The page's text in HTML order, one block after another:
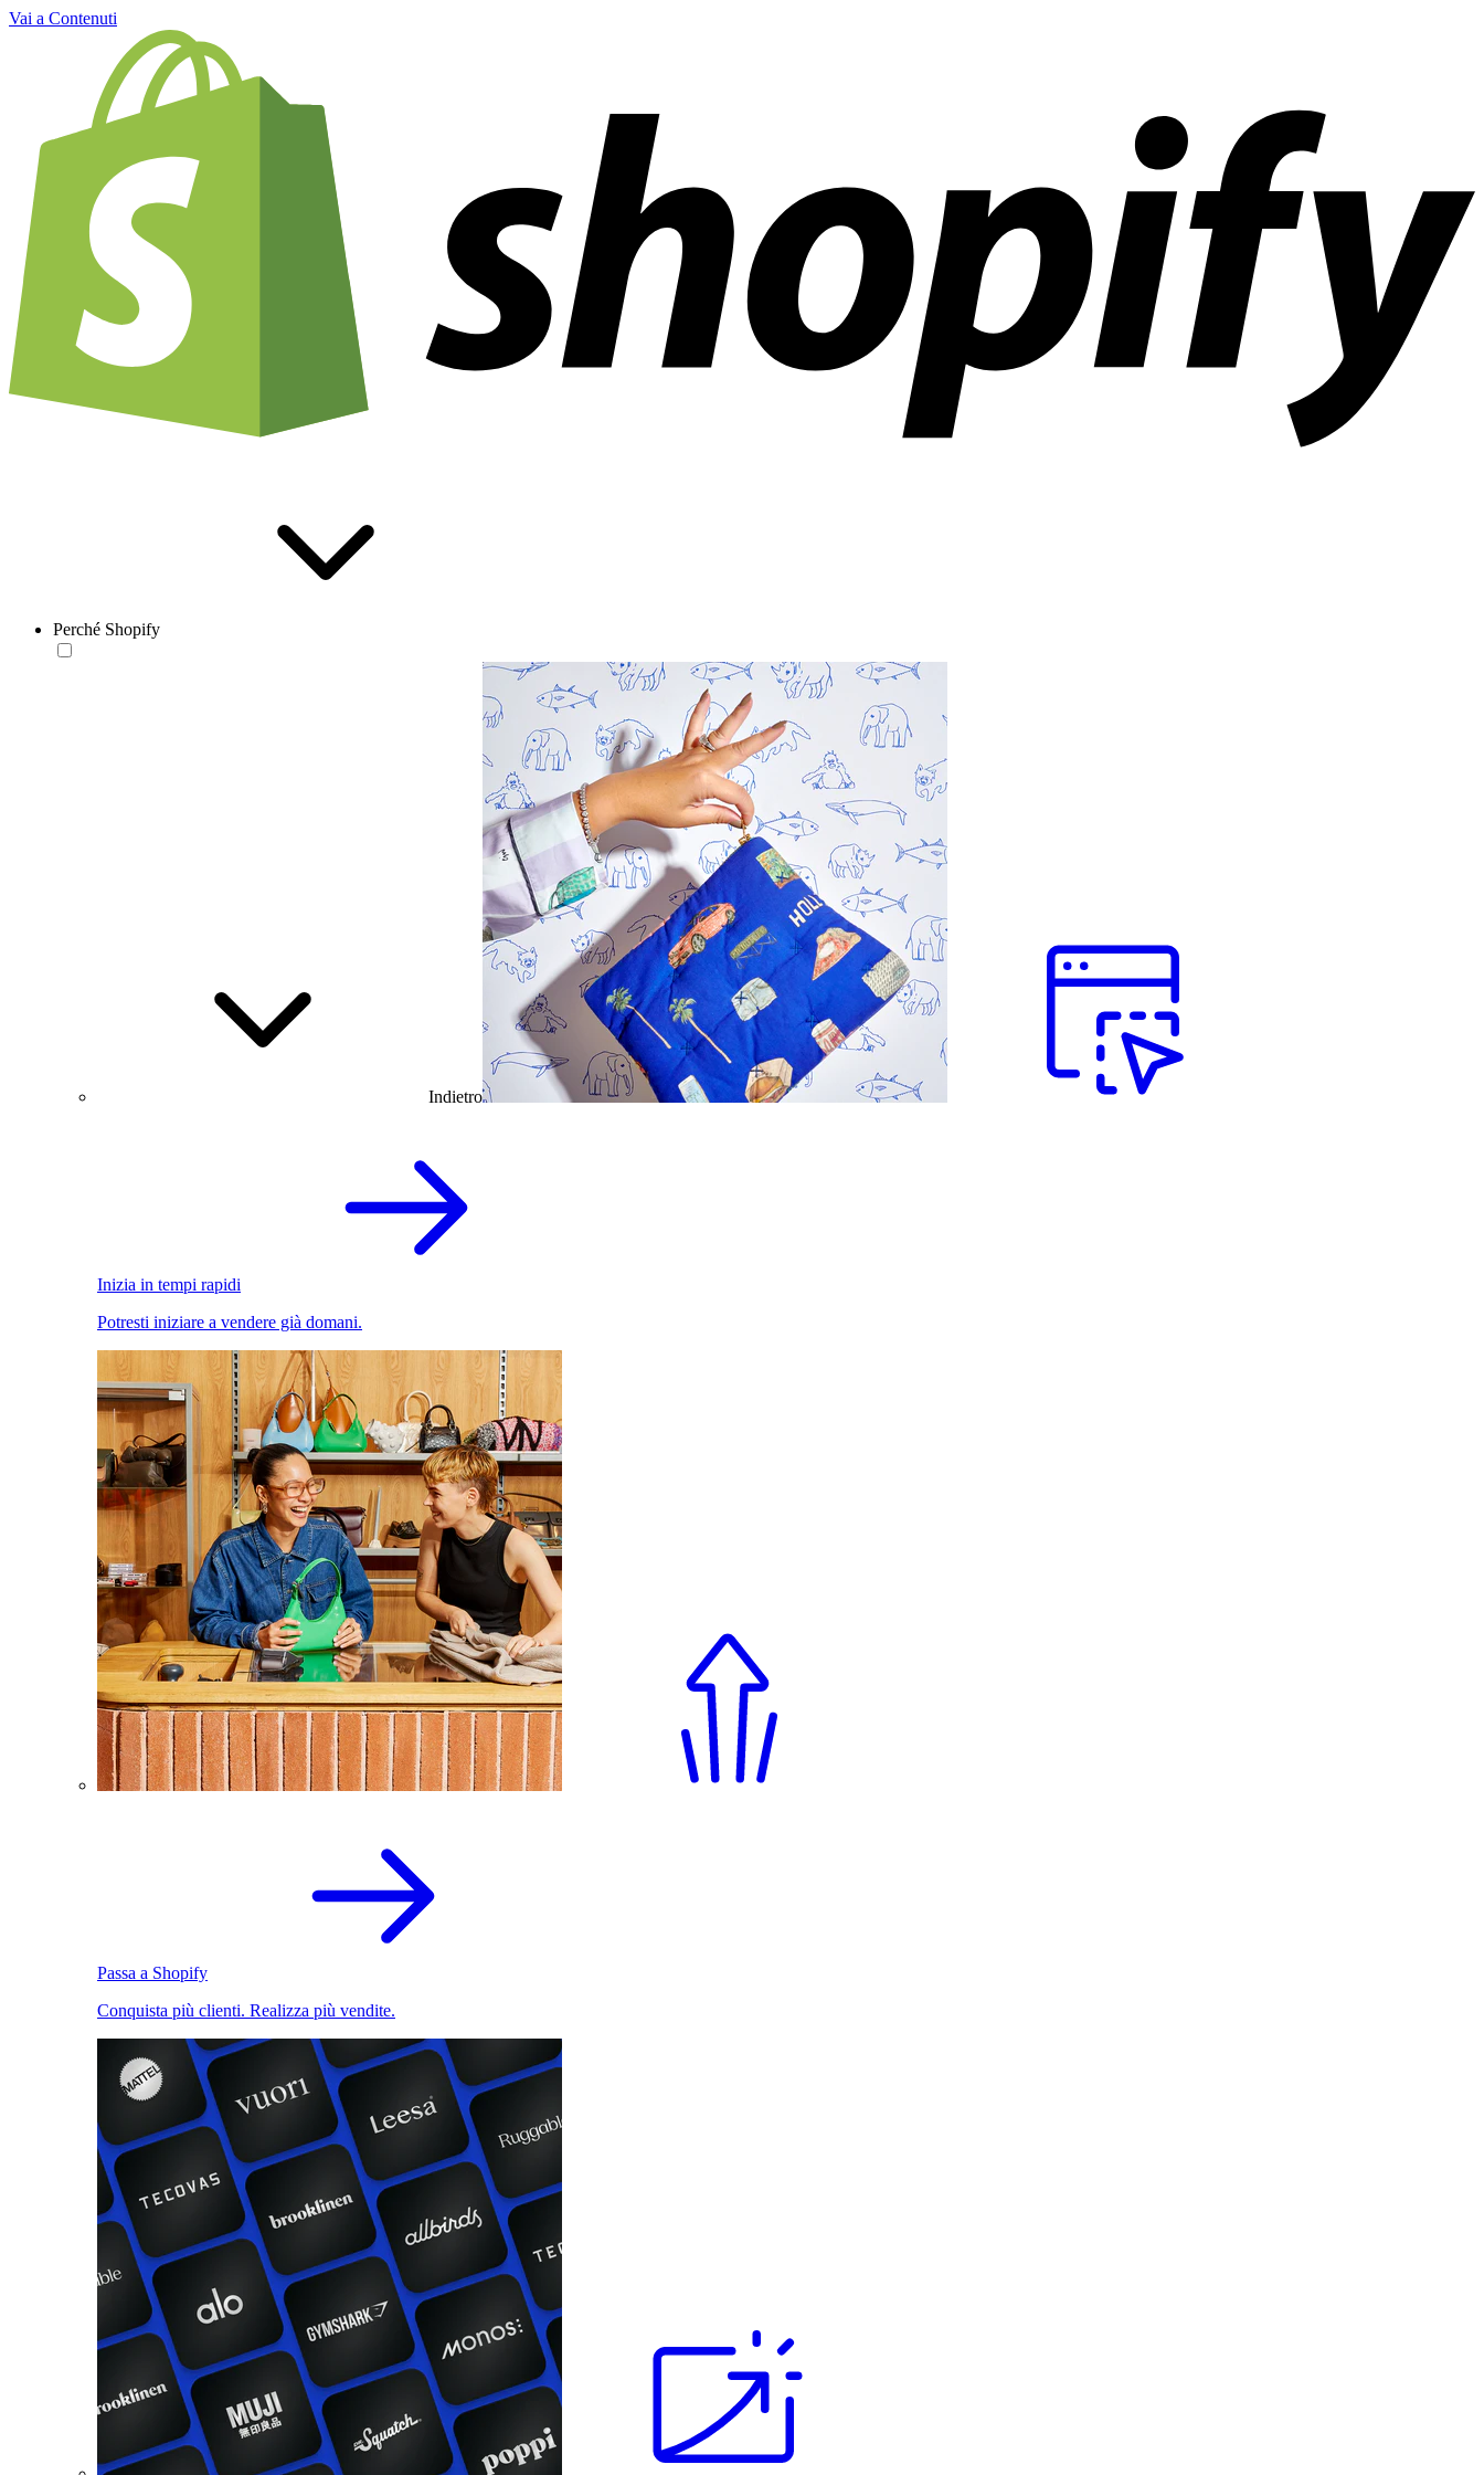
Vai a Contenuti
Perché Shopify
Indietro
Inizia in tempi rapidi
Potresti iniziare a vendere già domani.
Passa a Shopify
Conquista più clienti. Realizza più vendite.